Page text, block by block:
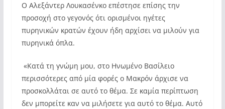
Ο Αλεξάντερ Λουκασένκο επέστησε επίσης την
προσοχή στο γεγονός ότι ορισμένοι ηγέτες
πυρηνικών κρατών έχουν ήδη αρχίσει να μιλούν για
πυρηνικά όπλα.
«Κατά τη γνώμη μου, στο Ηνωμένο Βασίλειο
περισσότερες από μία φορές ο Μακρόν άρχισε να
προσκολλάται σε αυτό το θέμα. Σε καμία περίπτωση
δεν μπορείτε καν να μιλήσετε για αυτό το θέμα. Αυτό